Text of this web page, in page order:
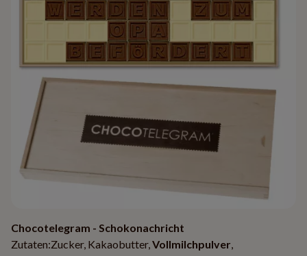
Chocotelegram - Schokonachricht
Zutaten:Zucker, Kakaobutter, Vollmilchpulver